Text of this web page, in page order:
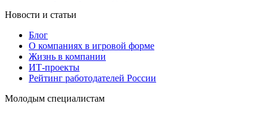
Новости и статьи
Блог
О компаниях в игровой форме
Жизнь в компании
ИТ-проекты
Рейтинг работодателей России
Молодым специалистам